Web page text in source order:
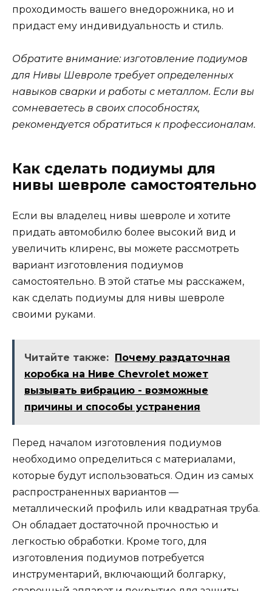
проходимость вашего внедорожника, но и
придаст ему индивидуальность и стиль.
Обратите внимание: изготовление подиумов
для Нивы Шевроле требует определенных
навыков сварки и работы с металлом. Если вы
сомневаетесь в своих способностях,
рекомендуется обратиться к профессионалам.
Как сделать подиумы для
нивы шевроле самостоятельно
Если вы владелец нивы шевроле и хотите
придать автомобилю более высокий вид и
увеличить клиренс, вы можете рассмотреть
вариант изготовления подиумов
самостоятельно. В этой статье мы расскажем,
как сделать подиумы для нивы шевроле
своими руками.
Читайте также: Почему раздаточная
коробка на Ниве Chevrolet может
вызывать вибрацию - возможные
причины и способы устранения
Перед началом изготовления подиумов
необходимо определиться с материалами,
которые будут использоваться. Один из самых
распространенных вариантов —
металлический профиль или квадратная труба.
Он обладает достаточной прочностью и
легкостью обработки. Кроме того, для
изготовления подиумов потребуется
инструментарий, включающий болгарку,